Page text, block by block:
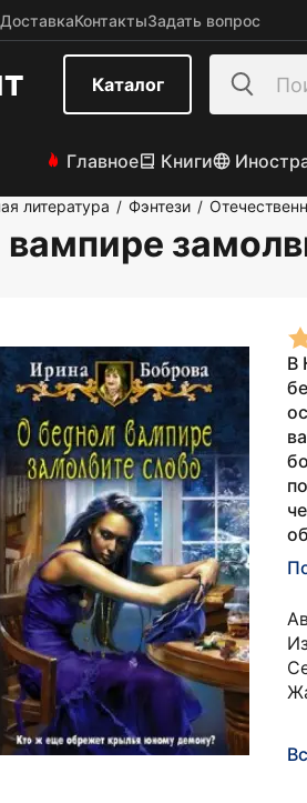
ДоставкаКонтактыЗадать вопрос
Каталог
Главное Книги
литература / Фэнтези /
В